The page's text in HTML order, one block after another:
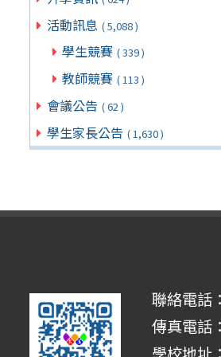
活動訊息 ( 5,088 )
學生競賽 ( 339 )
教師競賽 ( 113 )
會議公告 ( 62 )
學生家長公告 ( 1,630 )
聯絡電話
傳真電話